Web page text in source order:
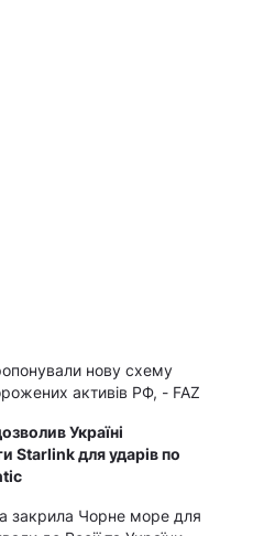
нову схему
активів РФ, - FAZ
Україні
Starlink для ударів по
закрила Чорне море для